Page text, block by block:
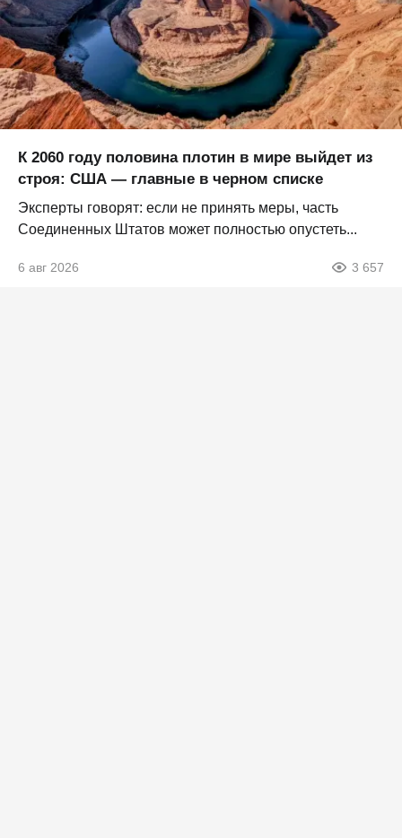
К 2060 году половина плотин в мире выйдет из
строя: США — главные в черном списке
Эксперты говорят: если не принять меры, часть
Соединенных Штатов может полностью опустеть...
6 авг 2026 3 657